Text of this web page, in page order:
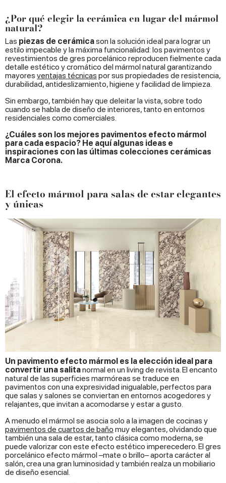
¿Por qué elegir la cerámica en lugar del mármol
natural?
Las piezas de cerámicason la solución ideal para lograr un
estilo impecable y la máxima funcionalidad: los pavimentos y
revestimientos de gres porcelánico reproducen fielmente cada
detalle estético y cromático del mármol natural garantizando
mayores ventajas técnicas por sus propiedades de resistencia,
durabilidad, antideslizamiento, higiene y facilidad de limpieza.
Sin embargo, también hay que deleitar la vista, sobre todo
cuando se habla de diseño de interiores, tanto en entornos
residenciales como comerciales.
¿Cuáles son los mejores pavimentos efecto mármol
para cada espacio? He aquí algunas ideas e
inspiraciones con las últimas colecciones cerámicas
Marca Corona.
El efecto mármol para salas de estar elegantes
y únicas
Un pavimento efecto mármol es la elección ideal para
convertir una salitanormal en un living de revista. El encanto
natural de las superficies marmóreas se traduce en
pavimentos con una expresividad inigualable, perfectos para
que salas y salones se conviertan en entornos acogedores y
relajantes, que invitan a acomodarse y estar a gusto.
A menudo el mármol se asocia solo a la imagen de cocinas y
pavimentos de cuartos de baño muy elegantes, olvidando que
también una sala de estar, tanto clásica como moderna, se
puede valorizar con este efecto estético imperecedero. El gres
porcelánico efecto mármol –mate o brillo– aporta carácter al
salón, crea una gran luminosidad y también realza un mobiliario
de diseño esencial.